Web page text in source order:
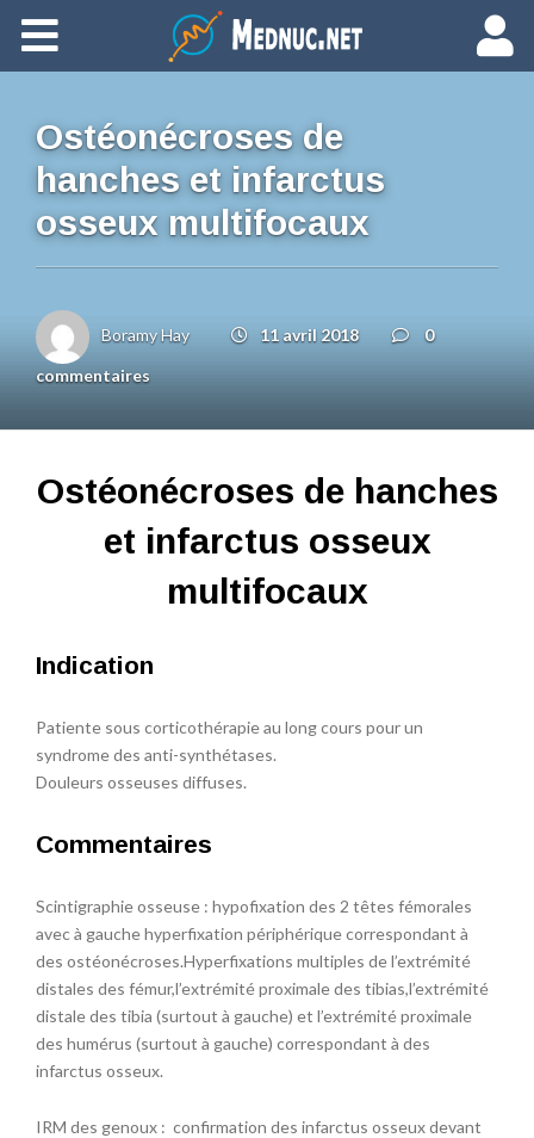
Ajouter du contenu
Ostéonécroses de
hanches et infarctus
osseux multifocaux
Boramy Hay 11 avril 2018
0
commentaires
Ostéonécroses de hanches
et infarctus osseux
multifocaux
Indication
Patiente sous corticothérapie au long cours pour un
syndrome des anti-synthétases.
Douleurs osseuses diffuses.
Commentaires
Scintigraphie osseuse : hypofixation des 2 têtes fémorales
avec à gauche hyperfixation périphérique correspondant à
des ostéonécroses.Hyperfixations multiples de l’extrémité
distales des fémur,l’extrémité proximale des tibias,l’extrémité
distale des tibia (surtout à gauche) et l’extrémité proximale
des humérus (surtout à gauche) correspondant à des
infarctus osseux.
IRM des genoux : confirmation des infarctus osseux devant